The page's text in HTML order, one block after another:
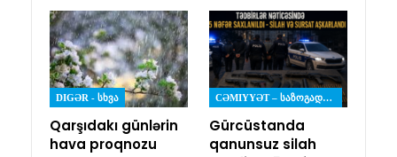
DIGƏR - ᲡᲮᲕᲐ
Qarşıdakı günlərin
hava proqnozu
CƏMIYYƏT – ᲡᲐᲖᲝᲒᲐᲓᲝᲔᲑᲐ
Gürcüstanda
qanunsuz silah